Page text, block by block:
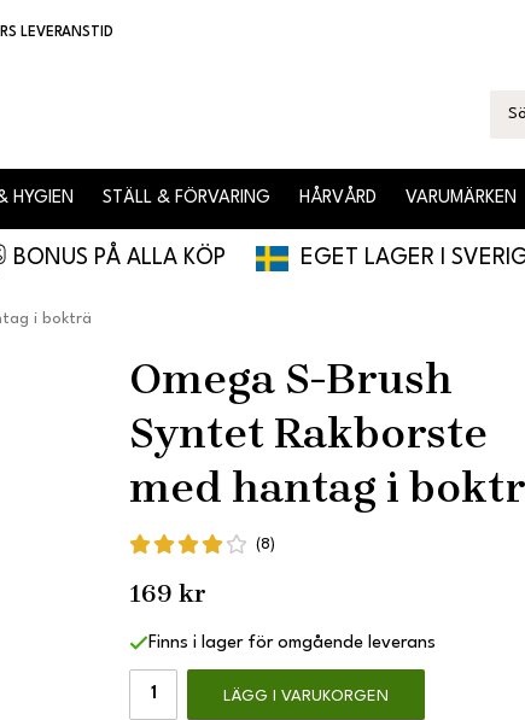
LEVERANSTID
HYGIEN STÄLL & FÖRVARING HÅRVÅRD VARUMÄRKEN
BONUS PÅ ALLA KÖP EGET LAGER I
i bokträ
Omega S-Brush
Syntet Rakborste
med hantag i
(8)
169 kr
Finns i lager för omgående leverans
LÄGG I VARUKORGEN